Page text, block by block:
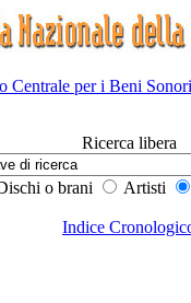
Centrale per i Beni
Ricerca libera
o brani Artisti
Indice